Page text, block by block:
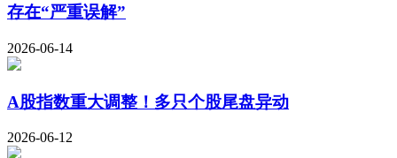
存在“严重误解”
2026-06-14
A股指数重大调整！多只个股尾盘异动
2026-06-12